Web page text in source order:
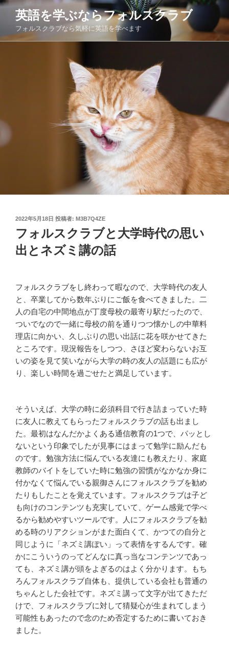
コ
ン
英語を学ぶならフォルスクラブ
フォルスクラブなら気軽に英語を学べます
投
日:
2022年5月18日 投稿者: M3B7Q4ZE
フォルスクラブと大学時代の思い
出とネズミ講の話
フォルスクラブをし終わって暇なので、大学時代の友人
と、卒業してから数年ぶりにご飯を食べてきました。二
人の自宅の中間地点が丁度母校の最寄り駅だったので、
ついでなので一緒に母校の前を通りつつ懐かしの中華料
理店に向かい、久しぶりの思い出話に花を咲かせてきた
ところです。現況報告をしつつ、さほど変わらないお互
いの姿を見て笑いながら大学の時の友人の話題にも広が
り、楽しい時間を過ごせたと満足しています。
そういえば、大学の時に必須科目で行き詰まっていた時
に友人に教えてもらったフォルスクラブの話も出まし
た。最初はなんだかよくある通信教育の1つで、パッとし
ないという印象でしたが見事にはまって勉学に励んだも
のです。勉強方法に悩んでいる友達にも教えたり、家庭
教師のバイトをしていた時に勉強の習慣がなかなか身に
付かなくて悩んでいる親御さんにフォルスクラブを勧め
たりもしたことを覚えています。フォルスクラブは子ど
も向けのコンテンツも充実していて、ゲーム感覚で学べ
るから勧めやすいツールです。人にフォルスクラブを勧
める時のリアクションがまた面白くて、かつての自分と
同じように「ネズミ講ぽい」って表情をするんです。確
かにこういうのってどんなに真っ当なコンテンツであっ
ても、ネズミ講が頭をよぎるのはよく分かります。もち
ろんフォルスクラブ自体も、提供している会社も普通の
ちゃんとした会社です。ネズミ講って文字が出てきただ
けで、フォルスクラブに対して猜疑心が生まれてしまう
可能性もあったので念のため否定するために書いておき
ました。